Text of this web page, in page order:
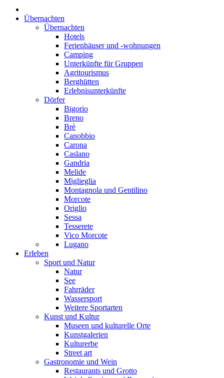
Übernachten
Übernachten
Hotels
Ferienhäuser und -wohnungen
Camping
Unterkünfte für Gruppen
Agritourismus
Berghütten
Erlebnisunterkünfte
Dörfer
Bigorio
Breno
Brè
Canobbio
Carona
Caslano
Gandria
Melide
Miglieglia
Montagnola und Gentilino
Morcote
Origlio
Sessa
Tesserete
Vico Morcote
Lugano
Erleben
Sport und Natur
Natur
See
Fahrräder
Wassersport
Weitere Sportarten
Kunst und Kultur
Museen und kulturelle Orte
Kunstgalerien
Kulturerbe
Street art
Gastronomie und Wein
Restaurants und Grotto